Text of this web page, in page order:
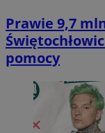
Prawie 9,7
pomocy